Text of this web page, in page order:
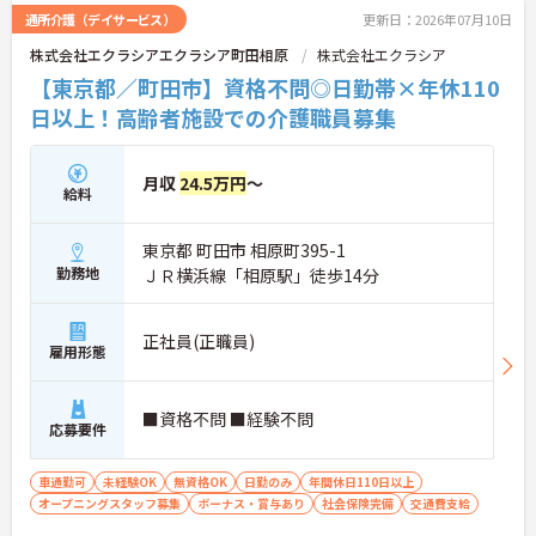
◆施設ごとの課題を話し合う「スタッフミーティン
グ」や、利用者様へのケアを考える「ケースカンフ
ァレンス」を実施しています。新人・ベテランに関
係なく意見交換を行い、みんなで解決策を考えるフ
ラットな関係性です。また、虐待防止研修などを通
じて「良いケア・悪いケア」の線引きを明確にし、
職員全員が安心して働ける、誇りを持てる職場環境
づくりに取り組んでいます。
通所介護（デイサービス） 更新日：2026年07月10日
株式会社エクラシアエクラシア町田相原 株式会社エクラシア
【東京都／町田市】資格不問◎日勤帯×年休110
日以上！高齢者施設での介護職員募集
給料 月収 24.5万円～
勤務地
東京都 町田市 相原町395-1
ＪＲ横浜線「相原駅」徒歩14分
雇用形態 正社員(正職員)
応募要件 ■資格不問 ■経験不問
車通勤可 未経験OK 無資格OK 日勤のみ
年間休日110日以上
オープニングスタッフ募集
ボーナス・賞与あり 社会保険完備 交通費支給